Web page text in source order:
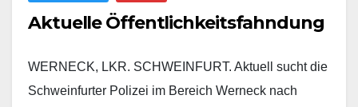
Aktuelle Öffentlichkeitsfahndung
WERNECK, LKR. SCHWEINFURT. Aktuell sucht die
Schweinfurter Polizei im Bereich Werneck nach